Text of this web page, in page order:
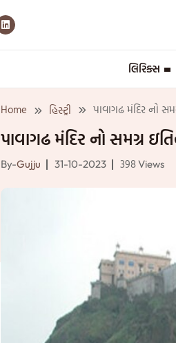
લિરિક્સ
Home હિસ્ટ્રી પાવાગઢ મંદિર નો
પાવાગઢ મંદિર નો સમગ્ર
By-Gujju 31-10-2023 398Views